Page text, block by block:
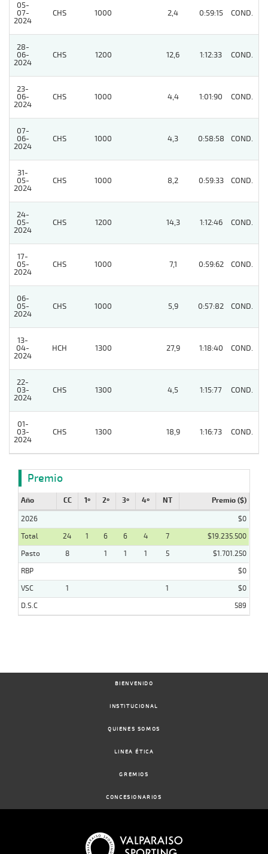
05-
07-
2024
CHS 1000 2,4 0:59:15 COND.
28-
06-
2024
CHS 1200 12,6 1:12:33 COND.
23-
06-
2024
CHS 1000 4,4 1:01:90 COND.
07-
06-
2024
CHS 1000 4,3 0:58:58 COND.
31-
05-
2024
CHS 1000 8,2 0:59:33 COND.
24-
05-
2024
CHS 1200 14,3 1:12:46 COND.
17-
05-
2024
CHS 1000 7,1 0:59:62 COND.
06-
05-
2024
CHS 1000 5,9 0:57:82 COND.
13-
04-
2024
HCH 1300 27,9 1:18:40 COND.
22-
03-
2024
CHS 1300 4,5 1:15:77 COND.
01-
03-
2024
CHS 1300 18,9 1:16:73 COND.
Premio
Año CC 1º 2º 3º 4º NT Premio ($)
2026
$0
Total
24 1 6 6 4 7
$19.235.500
Pasto
8 1 1 1 5
$1.701.250
RBP
$0
VSC
1 1
$0
D.S.C
589
BIENVENIDO
INSTITUCIONAL
QUIENES SOMOS
LINEA ÉTICA
GREMIOS
CONCESIONARIOS